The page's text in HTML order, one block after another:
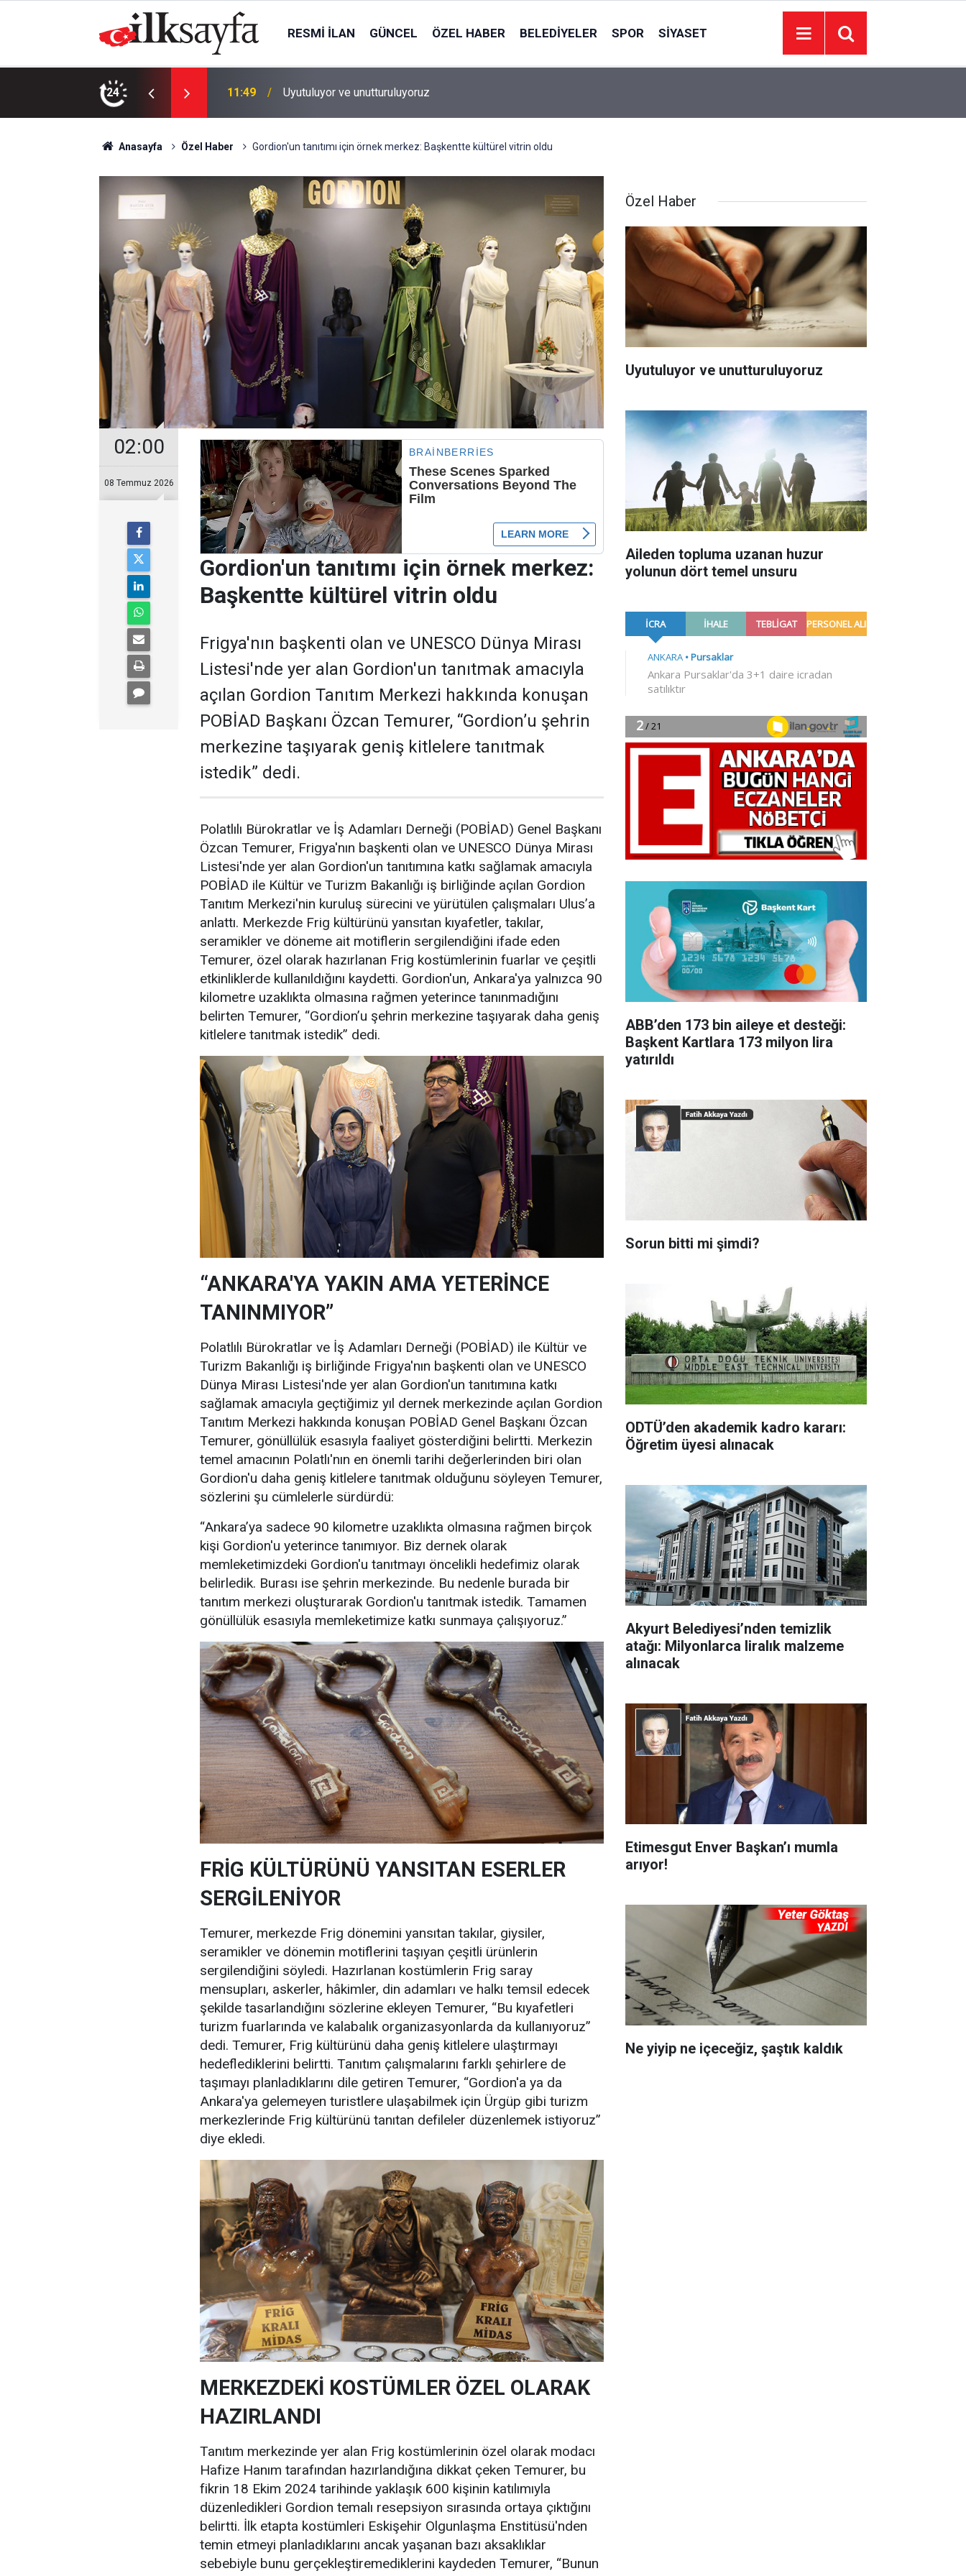
RESMI İLAN GÜNCEL ÖZEL HABER BELEDIYELER SPOR SIYASET
24 11:30
yapılabiliyor
Anasayfa Özel Haber Gordion'un tanıtımı için örnek merkez: Başkentte kültürel vitrin oldu
02:00
08 Temmuz 2026
Gordion'un tanıtımı için örnek merkez:
Başkentte kültürel vitrin oldu
Frigya'nın başkenti olan ve UNESCO Dünya Mirası
Listesi'nde yer alan Gordion'un tanıtmak amacıyla
açılan Gordion Tanıtım Merkezi hakkında konuşan
POBİAD Başkanı Özcan Temurer, “Gordion’u şehrin
merkezine taşıyarak geniş kitlelere tanıtmak
istedik” dedi.
Polatlılı Bürokratlar ve İş Adamları Derneği (POBİAD) Genel Başkanı
Özcan Temurer, Frigya'nın başkenti olan ve UNESCO Dünya Mirası
Listesi'nde yer alan Gordion'un tanıtımına katkı sağlamak amacıyla
POBİAD ile Kültür ve Turizm Bakanlığı iş birliğinde açılan Gordion
Tanıtım Merkezi'nin kuruluş sürecini ve yürütülen çalışmaları Ulus’a
anlattı. Merkezde Frig kültürünü yansıtan kıyafetler, takılar,
seramikler ve döneme ait motiflerin sergilendiğini ifade eden
Temurer, özel olarak hazırlanan Frig kostümlerinin fuarlar ve çeşitli
etkinliklerde kullanıldığını kaydetti. Gordion'un, Ankara'ya yalnızca 90
kilometre uzaklıkta olmasına rağmen yeterince tanınmadığını
belirten Temurer, “Gordion’u şehrin merkezine taşıyarak daha geniş
kitlelere tanıtmak istedik” dedi.
“ANKARA'YA YAKIN AMA YETERİNCE
TANINMIYOR”
Polatlılı Bürokratlar ve İş Adamları Derneği (POBİAD) ile Kültür ve
Turizm Bakanlığı iş birliğinde Frigya'nın başkenti olan ve UNESCO
Dünya Mirası Listesi'nde yer alan Gordion'un tanıtımına katkı
sağlamak amacıyla geçtiğimiz yıl dernek merkezinde açılan Gordion
Tanıtım Merkezi hakkında konuşan POBİAD Genel Başkanı Özcan
Temurer, gönüllülük esasıyla faaliyet gösterdiğini belirtti. Merkezin
temel amacının Polatlı'nın en önemli tarihi değerlerinden biri olan
Gordion'u daha geniş kitlelere tanıtmak olduğunu söyleyen Temurer,
sözlerini şu cümlelerle sürdürdü:
“Ankara’ya sadece 90 kilometre uzaklıkta olmasına rağmen birçok
kişi Gordion'u yeterince tanımıyor. Biz dernek olarak
memleketimizdeki Gordion'u tanıtmayı öncelikli hedefimiz olarak
belirledik. Burası ise şehrin merkezinde. Bu nedenle burada bir
tanıtım merkezi oluşturarak Gordion'u tanıtmak istedik. Tamamen
gönüllülük esasıyla memleketimize katkı sunmaya çalışıyoruz.”
FRİG KÜLTÜRÜNÜ YANSITAN ESERLER
SERGİLENİYOR
Temurer, merkezde Frig dönemini yansıtan takılar, giysiler,
seramikler ve dönemin motiflerini taşıyan çeşitli ürünlerin
sergilendiğini söyledi. Hazırlanan kostümlerin Frig saray
mensupları, askerler, hâkimler, din adamları ve halkı temsil edecek
şekilde tasarlandığını sözlerine ekleyen Temurer, “Bu kıyafetleri
turizm fuarlarında ve kalabalık organizasyonlarda da kullanıyoruz”
dedi. Temurer, Frig kültürünü daha geniş kitlelere ulaştırmayı
hedeflediklerini belirtti. Tanıtım çalışmalarını farklı şehirlere de
taşımayı planladıklarını dile getiren Temurer, “Gordion'a ya da
Ankara'ya gelemeyen turistlere ulaşabilmek için Ürgüp gibi turizm
merkezlerinde Frig kültürünü tanıtan defileler düzenlemek istiyoruz”
diye ekledi.
MERKEZDEKİ KOSTÜMLER ÖZEL OLARAK
HAZIRLANDI
Tanıtım merkezinde yer alan Frig kostümlerinin özel olarak modacı
Hafize Hanım tarafından hazırlandığına dikkat çeken Temurer, bu
fikrin 18 Ekim 2024 tarihinde yaklaşık 600 kişinin katılımıyla
düzenledikleri Gordion temalı resepsiyon sırasında ortaya çıktığını
belirtti. İlk etapta kostümleri Eskişehir Olgunlaşma Enstitüsü'nden
temin etmeyi planladıklarını ancak yaşanan bazı aksaklıklar
sebebiyle bunu gerçekleştiremediklerini kaydeden Temurer, “Bunun
Özel Haber
Uyutuluyor ve unutturuluyoruz
Aileden topluma uzanan huzur
yolunun dört temel unsuru
ABB’den 173 bin aileye et desteği:
Başkent Kartlara 173 milyon lira
yatırıldı
Sorun bitti mi şimdi?
ODTÜ’den akademik kadro kararı:
Öğretim üyesi alınacak
Akyurt Belediyesi’nden temizlik
atağı: Milyonlarca liralık malzeme
alınacak
Etimesgut Enver Başkan’ı mumla
arıyor!
Ne yiyip ne içeceğiz, şaştık kaldık